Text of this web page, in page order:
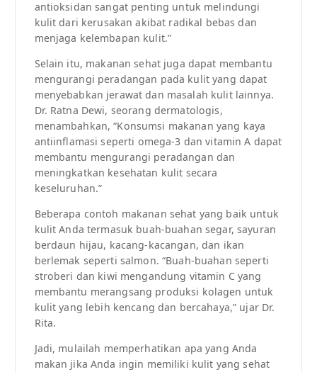
antioksidan sangat penting untuk melindungi
kulit dari kerusakan akibat radikal bebas dan
menjaga kelembapan kulit.”
Selain itu, makanan sehat juga dapat membantu
mengurangi peradangan pada kulit yang dapat
menyebabkan jerawat dan masalah kulit lainnya.
Dr. Ratna Dewi, seorang dermatologis,
menambahkan, “Konsumsi makanan yang kaya
antiinflamasi seperti omega-3 dan vitamin A dapat
membantu mengurangi peradangan dan
meningkatkan kesehatan kulit secara
keseluruhan.”
Beberapa contoh makanan sehat yang baik untuk
kulit Anda termasuk buah-buahan segar, sayuran
berdaun hijau, kacang-kacangan, dan ikan
berlemak seperti salmon. “Buah-buahan seperti
stroberi dan kiwi mengandung vitamin C yang
membantu merangsang produksi kolagen untuk
kulit yang lebih kencang dan bercahaya,” ujar Dr.
Rita.
Jadi, mulailah memperhatikan apa yang Anda
makan jika Anda ingin memiliki kulit yang sehat